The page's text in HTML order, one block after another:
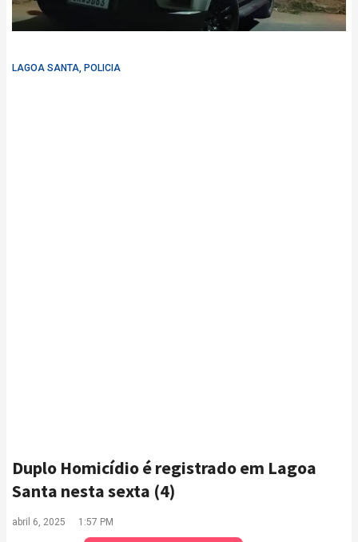
LAGOA SANTA, POLICIA
Duplo Homicídio é registrado em Lagoa
Santa nesta sexta (4)
abril 6, 2025 1:57 PM